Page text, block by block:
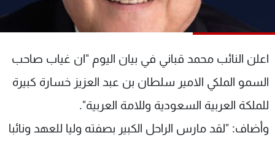
اعلن النائب محمد قباني في بيان اليوم "ان غياب صاحب
السمو الملكي الامير سلطان بن عبد العزيز خسارة كبيرة
للملكة العربية السعودية وللامة العربية".
وأضاف: "لقد مارس الراحل الكبير بصفته وليا للعهد ونائبا
الترددات
الإنـتـاج
لاعلاناتكم
تواصل معنا
شروط الإسـتخدام
سياسة الخصوصية